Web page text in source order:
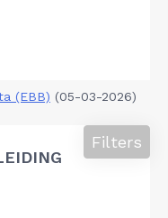
(EBB) (05-03-2026)
Filters